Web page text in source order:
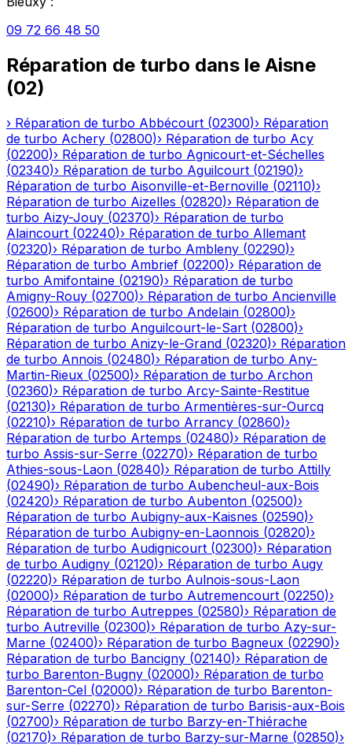
09 72 66 48 50
Réparation de turbo dans le Aisne
(02)
› Réparation de turbo Abbécourt (02300)› Réparation
de turbo Achery (02800)› Réparation de turbo Acy
(02200)› Réparation de turbo Agnicourt-et-Séchelles
(02340)› Réparation de turbo Aguilcourt (02190)›
Réparation de turbo Aisonville-et-Bernoville (02110)›
Réparation de turbo Aizelles (02820)› Réparation de
turbo Aizy-Jouy (02370)› Réparation de turbo
Alaincourt (02240)› Réparation de turbo Allemant
(02320)› Réparation de turbo Ambleny (02290)›
Réparation de turbo Ambrief (02200)› Réparation de
turbo Amifontaine (02190)› Réparation de turbo
Amigny-Rouy (02700)› Réparation de turbo Ancienville
(02600)› Réparation de turbo Andelain (02800)›
Réparation de turbo Anguilcourt-le-Sart (02800)›
Réparation de turbo Anizy-le-Grand (02320)› Réparation
de turbo Annois (02480)› Réparation de turbo Any-
Martin-Rieux (02500)› Réparation de turbo Archon
(02360)› Réparation de turbo Arcy-Sainte-Restitue
(02130)› Réparation de turbo Armentières-sur-Ourcq
(02210)› Réparation de turbo Arrancy (02860)›
Réparation de turbo Artemps (02480)› Réparation de
turbo Assis-sur-Serre (02270)› Réparation de turbo
Athies-sous-Laon (02840)› Réparation de turbo Attilly
(02490)› Réparation de turbo Aubencheul-aux-Bois
(02420)› Réparation de turbo Aubenton (02500)›
Réparation de turbo Aubigny-aux-Kaisnes (02590)›
Réparation de turbo Aubigny-en-Laonnois (02820)›
Réparation de turbo Audignicourt (02300)› Réparation
de turbo Audigny (02120)› Réparation de turbo Augy
(02220)› Réparation de turbo Aulnois-sous-Laon
(02000)› Réparation de turbo Autremencourt (02250)›
Réparation de turbo Autreppes (02580)› Réparation de
turbo Autreville (02300)› Réparation de turbo Azy-sur-
Marne (02400)› Réparation de turbo Bagneux (02290)›
Réparation de turbo Bancigny (02140)› Réparation de
turbo Barenton-Bugny (02000)› Réparation de turbo
Barenton-Cel (02000)› Réparation de turbo Barenton-
sur-Serre (02270)› Réparation de turbo Barisis-aux-Bois
(02700)› Réparation de turbo Barzy-en-Thiérache
(02170)› Réparation de turbo Barzy-sur-Marne (02850)›